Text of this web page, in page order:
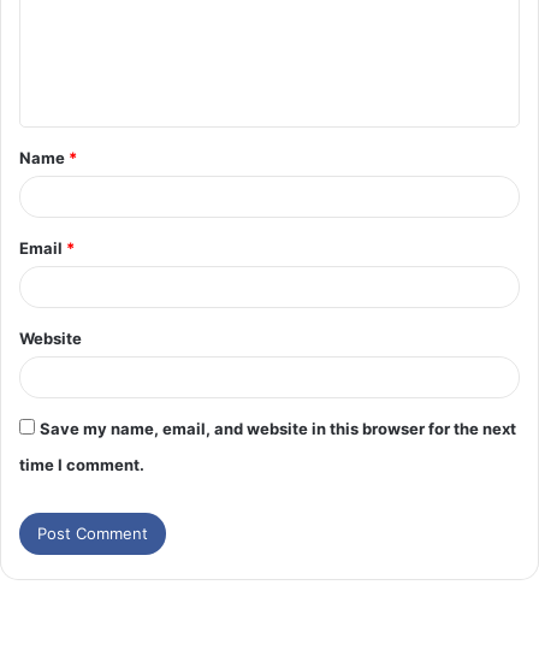
Name *
Email *
Website
Save my name, email, and website in this browser for the next
time I comment.